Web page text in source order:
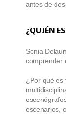
antes de
¿QUIÉN
Sonia
comprender
¿Por qué es
escenarios,